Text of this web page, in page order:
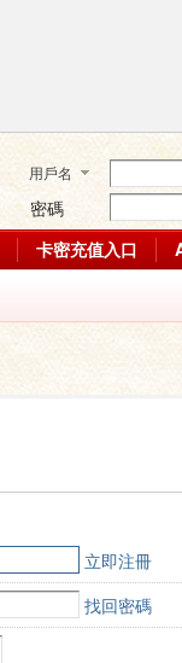
用戶名
密碼
卡密充值入口
立即注冊
找回密碼